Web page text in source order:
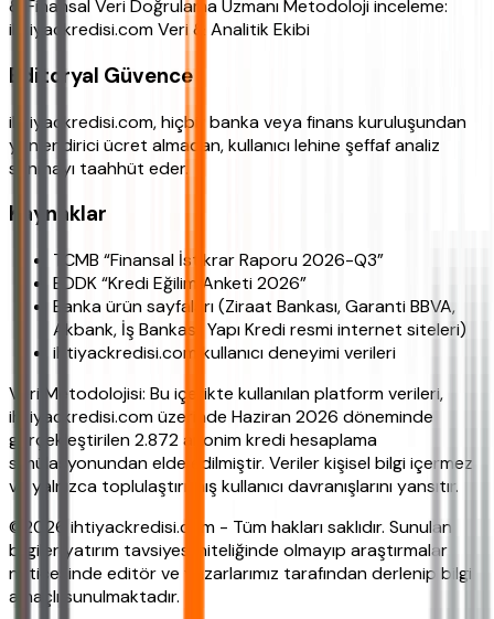
& Finansal Veri Doğrulama Uzmanı Metodoloji inceleme:
ihtiyackredisi.com Veri & Analitik Ekibi
Editoryal Güvence
ihtiyackredisi.com, hiçbir banka veya finans kuruluşundan
yönlendirici ücret almadan, kullanıcı lehine şeffaf analiz
sunmayı taahhüt eder.
Kaynaklar
TCMB “Finansal İstikrar Raporu 2026-Q3”
BDDK “Kredi Eğilim Anketi 2026”
Banka ürün sayfaları (Ziraat Bankası, Garanti BBVA,
Akbank, İş Bankası, Yapı Kredi resmi internet siteleri)
ihtiyackredisi.com kullanıcı deneyimi verileri
Veri Metodolojisi: Bu içerikte kullanılan platform verileri,
ihtiyackredisi.com üzerinde Haziran 2026 döneminde
gerçekleştirilen 2.872 anonim kredi hesaplama
simülasyonundan elde edilmiştir. Veriler kişisel bilgi içermez
ve yalnızca toplulaştırılmış kullanıcı davranışlarını yansıtır.
©2026 ihtiyackredisi.com - Tüm hakları saklıdır. Sunulan
bilgiler yatırım tavsiyesi niteliğinde olmayıp araştırmalar
neticesinde editör ve yazarlarımız tarafından derlenip bilgi
amaçlı sunulmaktadır.